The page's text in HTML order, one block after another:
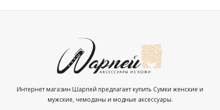
Интернет магазин Шарпей предлагает купить Сумки женские и
мужские, чемоданы и модные аксессуары.